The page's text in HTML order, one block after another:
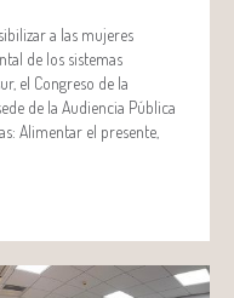
a las mujeres
de los sistemas
el Congreso de la
de la Audiencia Pública
Alimentar el presente,